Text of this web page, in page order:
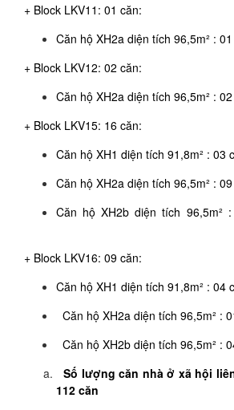
+ Block LKV11: 01 căn:
Căn hộ XH2a diện tích 96,5m² :
+ Block LKV12: 02 căn:
Căn hộ XH2a diện tích 96,5m² :
+ Block LKV15: 16 căn:
Căn hộ XH1 diện tích 91,8m² : 03
Căn hộ XH2a diện tích 96,5m² :
Căn hộ XH2b diện tích 96,5m²
+ Block LKV16: 09 căn:
Căn hộ XH1 diện tích 91,8m² : 04
Căn hộ XH2a diện tích 96,5m² :
Căn hộ XH2b diện tích 96,5m² :
Số lượng căn nhà ở xã hội
112 căn